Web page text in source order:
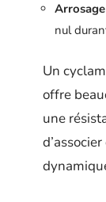
Arrosage
nul
Un
offre
une